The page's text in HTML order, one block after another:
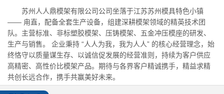
苏州人人鼎模架有限公司公司坐落于江苏苏州模具特色小镇
—— 甪直，配备全套生产设备，组建深耕模架领域的精英技术团
队。主营标准、非标塑胶模架、压铸模架、五金冲压模座的研发、
生产与销售。 企业秉持 “人人为我，我为人人” 的核心经营理念，始
终恪守以质量谋生存、以诚信促发展的经营准则，持续为客户供应
高精密、高性价比模架产品。期待与各界客户精诚携手，精益求精
共创长远合作，携手共赢美好未来。